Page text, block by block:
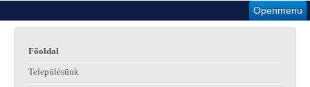
Openmenu
Főoldal
Településünk